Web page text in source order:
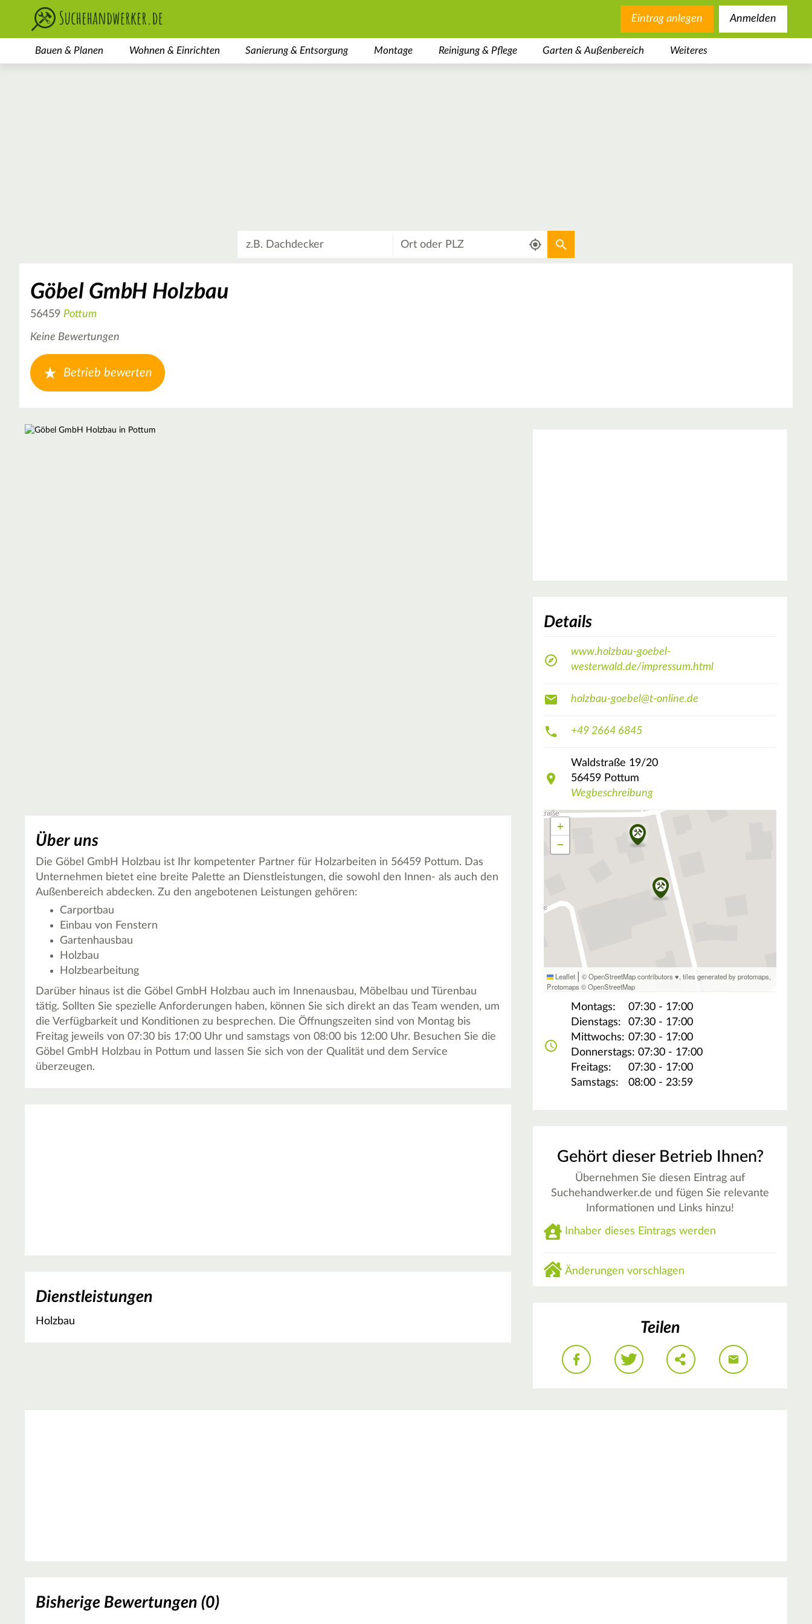
Eintrag anlegen Anmelden
Bauen & Planen Wohnen & Einrichten Sanierung & Entsorgung Montage Reinigung & Pflege Garten & Außenbereich Weiteres
Aktuellen Standort verwenden
Göbel GmbH Holzbau
56459 Pottum
Keine Bewertungen
Betrieb bewerten
Über uns
Die Göbel GmbH Holzbau ist Ihr kompetenter Partner für Holzarbeiten in 56459 Pottum. Das
Unternehmen bietet eine breite Palette an Dienstleistungen, die sowohl den Innen- als auch den
Außenbereich abdecken. Zu den angebotenen Leistungen gehören:
Carportbau
Einbau von Fenstern
Gartenhausbau
Holzbau
Holzbearbeitung
Darüber hinaus ist die Göbel GmbH Holzbau auch im Innenausbau, Möbelbau und Türenbau
tätig. Sollten Sie spezielle Anforderungen haben, können Sie sich direkt an das Team wenden, um
die Verfügbarkeit und Konditionen zu besprechen. Die Öffnungszeiten sind von Montag bis
Freitag jeweils von 07:30 bis 17:00 Uhr und samstags von 08:00 bis 12:00 Uhr. Besuchen Sie die
Göbel GmbH Holzbau in Pottum und lassen Sie sich von der Qualität und dem Service
überzeugen.
Dienstleistungen
Holzbau
Details
www.holzbau-goebel-
westerwald.de/impressum.html
holzbau-goebel@t-online.de
+49 2664 6845
Waldstraße 19/20
56459 Pottum
Wegbeschreibung
+
−
Leaflet | © OpenStreetMap contributors ♥,tiles generated by protomaps,
Protomaps ©OpenStreetMap
Montags:
07:30 - 17:00
Dienstags:
07:30 - 17:00
Mittwochs: 07:30 - 17:00
Donnerstags: 07:30 - 17:00
Freitags:
07:30 - 17:00
Samstags:
08:00 - 23:59
Gehört dieser Betrieb Ihnen?
Übernehmen Sie diesen Eintrag auf
Suchehandwerker.de und fügen Sie relevante
Informationen und Links hinzu!
Inhaber dieses Eintrags werden
Änderungen vorschlagen
Teilen
Bisherige Bewertungen (0)